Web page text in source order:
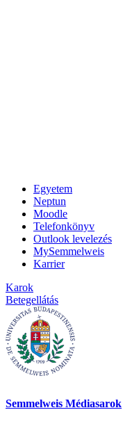
Egyetem
Neptun
Moodle
Telefonkönyv
Outlook levelezés
MySemmelweis
Karrier
Karok
Betegellátás
Semmelweis Médiasarok